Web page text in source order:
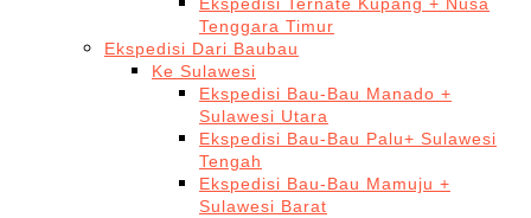
Tenggara Timur
Ekspedisi Dari Baubau
Ke Sulawesi
Ekspedisi Bau-Bau Manado +
Sulawesi Utara
Ekspedisi Bau-Bau Palu+ Sulawesi
Tengah
Ekspedisi Bau-Bau Mamuju +
Sulawesi Barat